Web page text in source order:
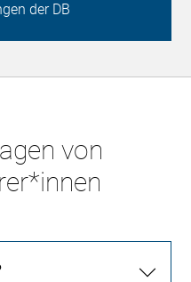
der DB
von